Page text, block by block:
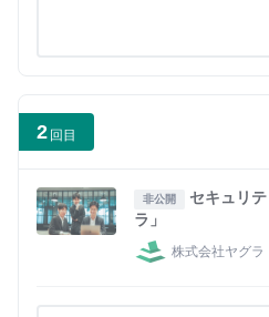
2 回目
非公開
セキュリ
ラ」
株式会社ヤグラ